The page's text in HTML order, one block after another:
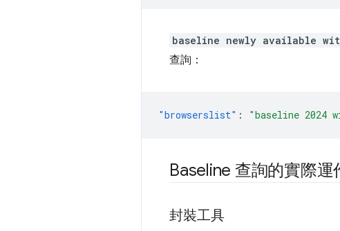
baseline newly available
查詢：
"browserslist" : "baseline 2024
Baseline 查詢的實際運
封裝工具